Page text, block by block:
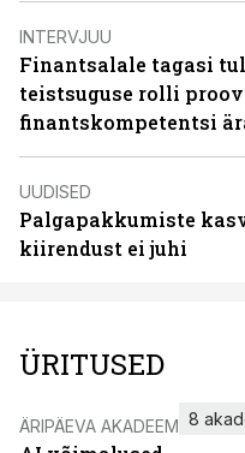
INTERVJUU
Finantsalale tagasi
teistsuguse rolli
finantskompetentsi
UUDISED
Palgapakkumiste
kiirendust ei juhi
ÜRITUSED
ÄRIPÄEVA AKADEEMIA8